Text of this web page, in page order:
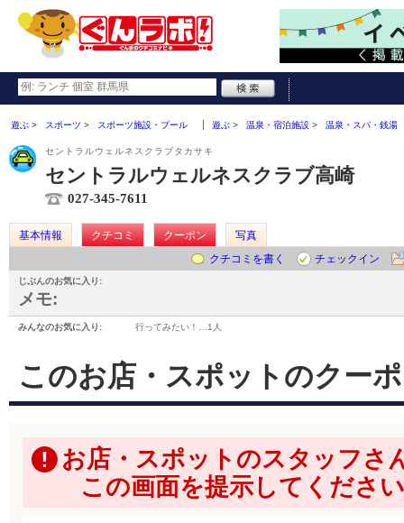
遊ぶ スポーツ スポーツ施設・プール 遊ぶ 温泉・宿泊施設 温泉・スパ・銭湯
セントラルウェルネスクラブタカサキ
セントラルウェルネスクラブ高崎
027-345-7611
基本情報 クチコミ クーポン
写真
クチコミを書く
チェックイン
じぶんのお気に入り:
メモ:
みんなのお気に入り: 行ってみたい！… 1人
このお店・スポットのクー
お店・スポットのスタッフさ
この画面を提示してください